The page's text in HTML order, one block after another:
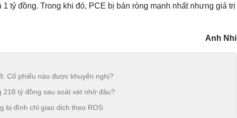
tỷ đồng. Trong khi đó, PCE bị bán ròng mạnh nhất nhưng giá trị
Anh Nhi
Cổ phiếu nào được khuyến nghị?
218 tỷ đồng sau soát xét nhờ đâu?
bị đình chỉ giao dịch theo ROS